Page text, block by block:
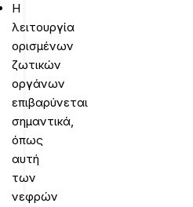
Η
λειτουργία
ορισμένων
ζωτικών
οργάνων
επιβαρύνεται
σημαντικά,
όπως
αυτή
των
νεφρών